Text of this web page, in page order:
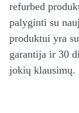
refurbed
palyginti su
produktui yra
garantija ir 30
jokių klausimų.